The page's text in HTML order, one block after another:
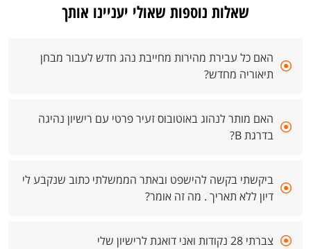
שאלות נוספות שאולי יעניינו אותך
האם כל עבירת מהירות מחייבת נהג חדש לעבור מבחן
תיאוריה מחדש?
האם מותר לנהוג באוטובוס זעיר פרטי עם רישיון נהיגה
בדרגת B?
ביקשתי בקשה להישפט ובאתר הממשלתי כתוב שנקבע לי
דיון ללא תאריך . מה זה אומר?
צברתי 28 נקודות ואני דואגת לרישיון שלי